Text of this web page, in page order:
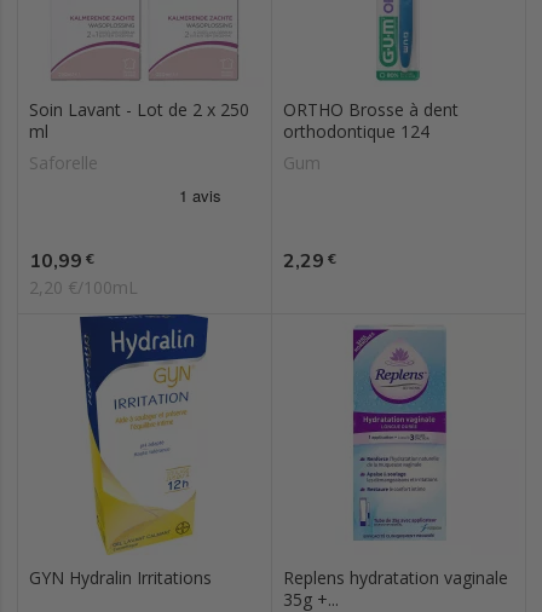
Soin Lavant - Lot de 2 x 250
ml
Saforelle
Prix
10,99 €
2,20 €/100mL
ORTHO Brosse à dent
orthodontique 124
Gum
Prix
2,29 €
GYN Hydralin Irritations
Replens hydratation vaginale
35g +...